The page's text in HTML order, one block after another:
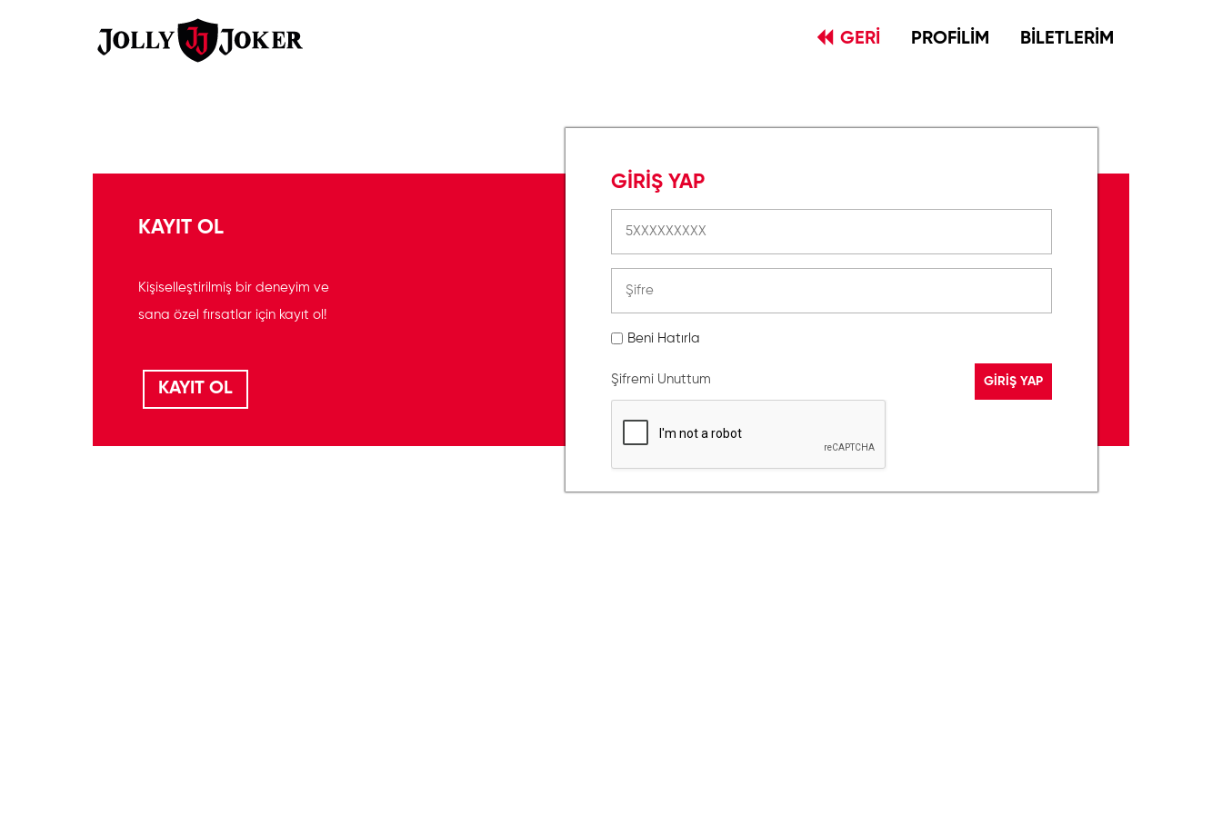
GERİ PROFİLİM BİLETLERİM
GİRİŞ YAP
Beni Hatırla
Şifremi Unuttum
KAYIT OL
Kişiselleştirilmiş bir deneyim ve
sana özel fırsatlar için kayıt ol!
KAYIT OL